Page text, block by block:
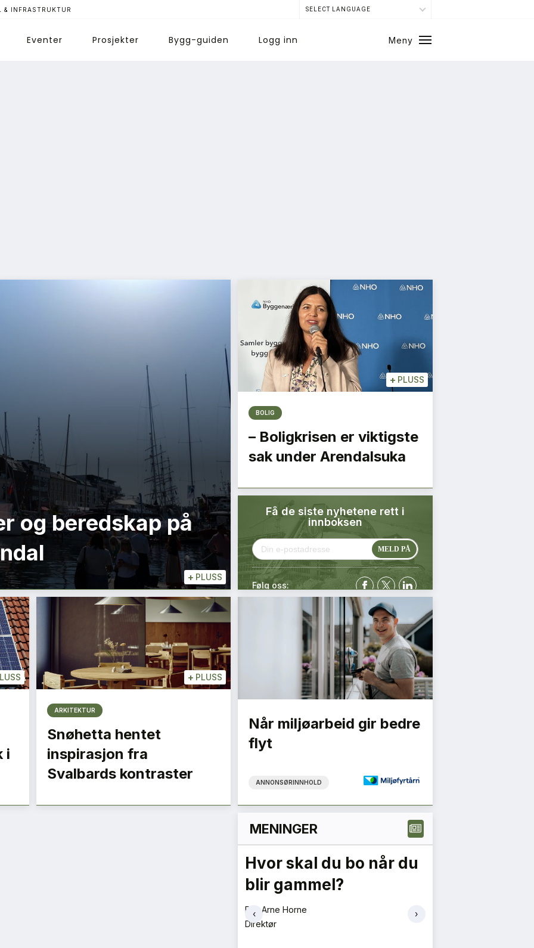
& INFRASTRUKTUR SELECT LANGUAGE
Eventer Prosjekter Bygg-guiden Logg inn
Meny
+ PLUSS
og beredskap på
+ PLUSS
BOLIG
– Boligkrisen er viktigste
sak under Arendalsuka
Få de siste nyhetene rett i
innboksen
Følg oss:
i
+ PLUSS
ARKITEKTUR
Snøhetta hentet
inspirasjon fra
Svalbards kontraster
Når miljøarbeid gir bedre
flyt
ANNONSØRINNHOLD
MENINGER
Hvor skal du bo når du
blir gammel?
Per-Arne Horne
Direktør
‹ ›